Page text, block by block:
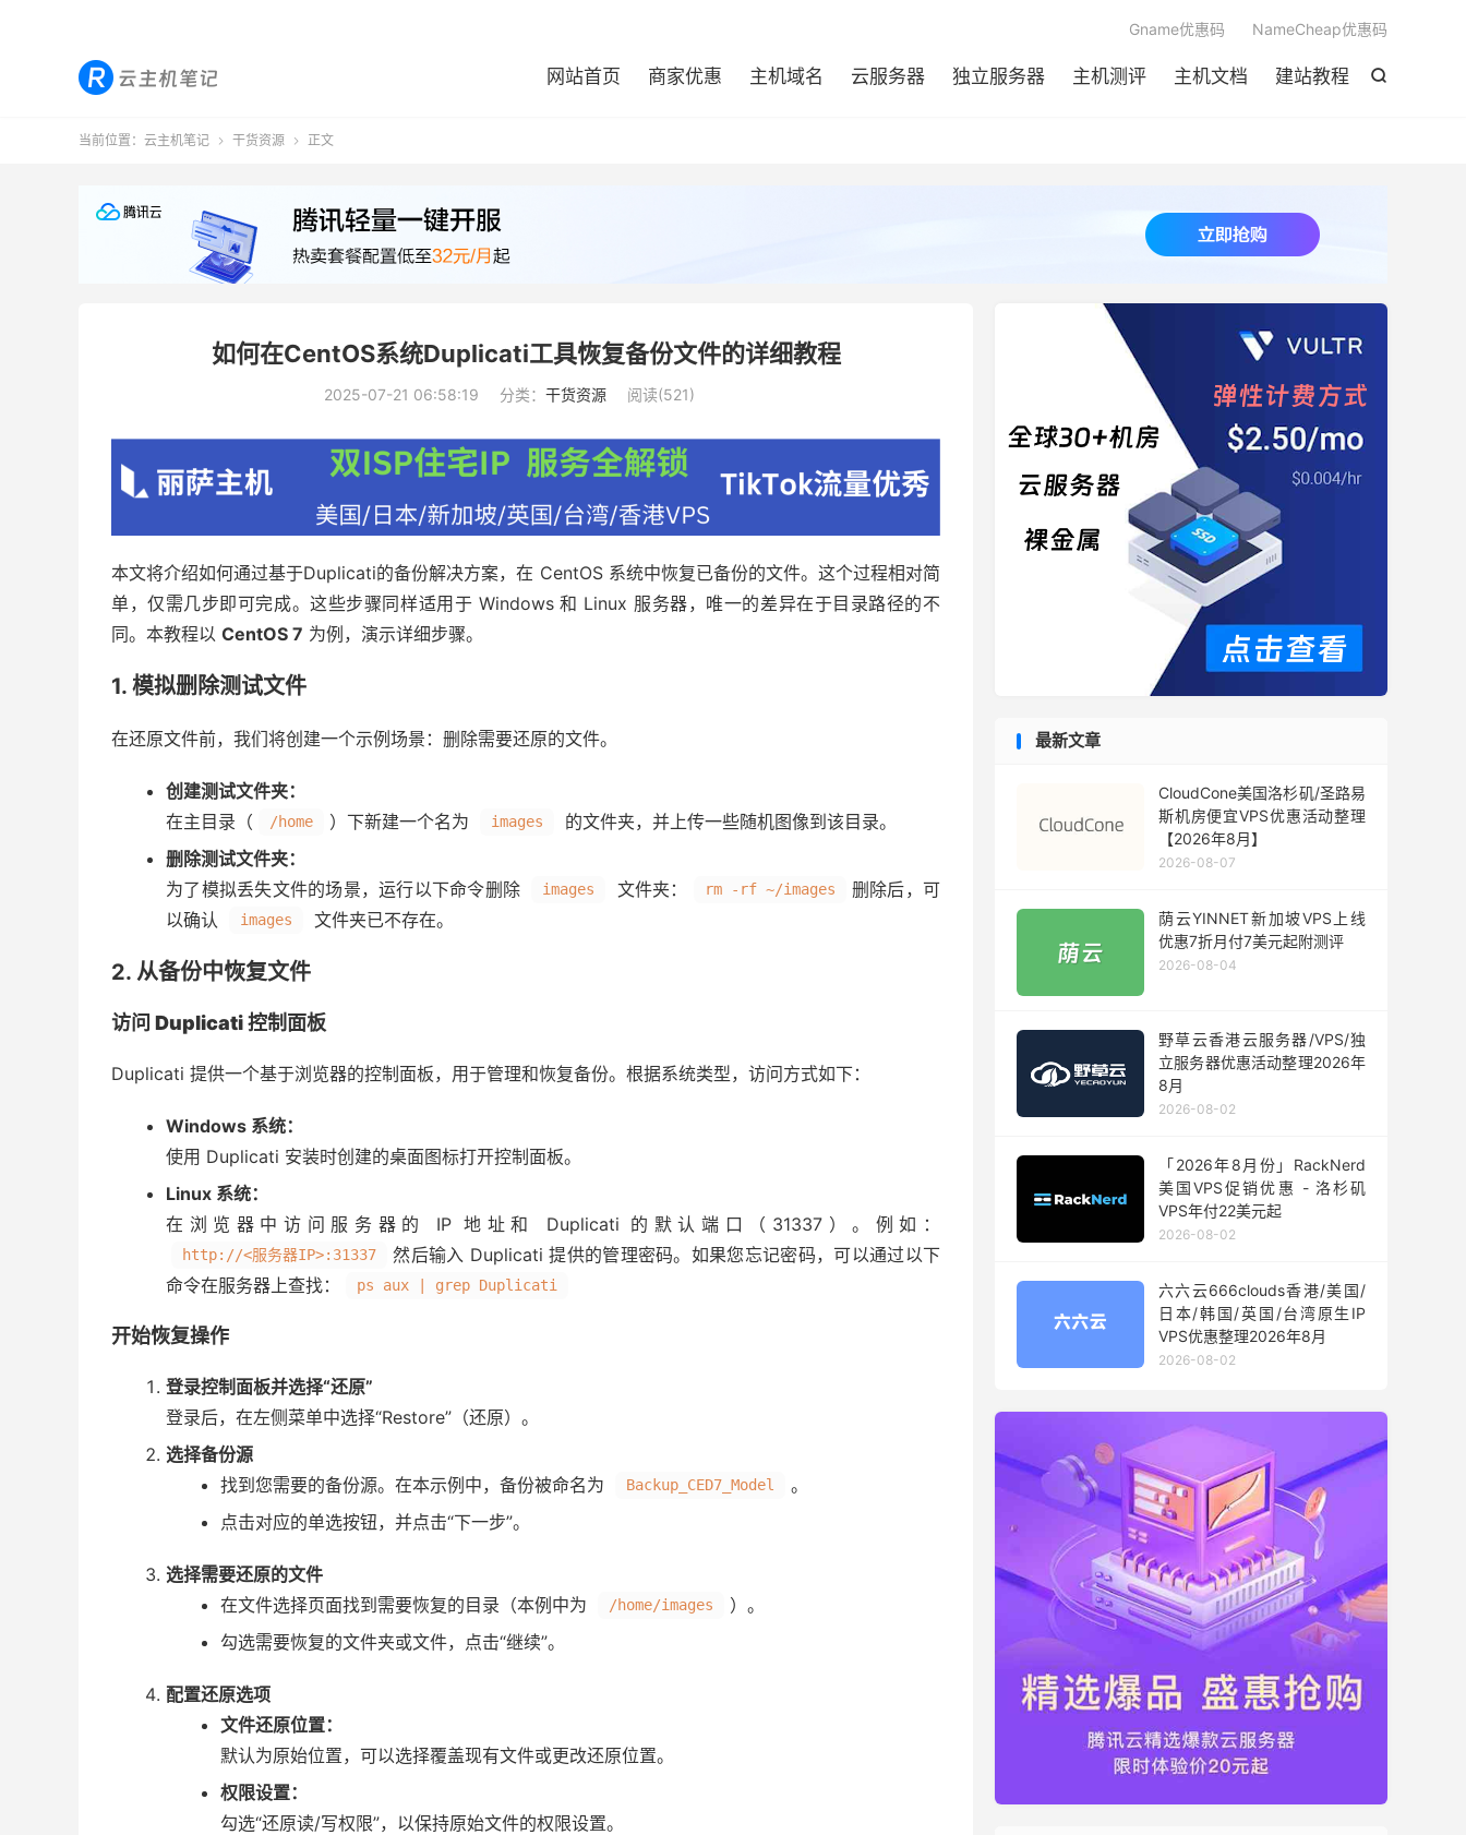

网站首页 商家优惠 主机域名 云服务器 独立服务器 主机测评 主机文档 建站教程
Gname优惠码 NameCheap优惠码
当前位置： 云主机笔记  干货资源  正文
如何在CentOS系统Duplicati工具恢复备份文件的详细教程
2025-07-21 06:58:19 分类： 干货资源 阅读(521)
本文将介绍如何通过基于Duplicati的备份解决方案，在 CentOS 系统中恢复已备份的文件。这个过程相对简
单，仅需几步即可完成。这些步骤同样适用于 Windows 和 Linux 服务器，唯一的差异在于目录路径的不
同。本教程以 CentOS 7 为例，演示详细步骤。
1. 模拟删除测试文件
在还原文件前，我们将创建一个示例场景：删除需要还原的文件。
创建测试文件夹：
在主目录（
/home ）下新建一个名为 images
的文件夹，并上传一些随机图像到该目录。
删除测试文件夹：
为了模拟丢失文件的场景，运行以下命令删除
images 文件夹： rm -rf ~/images
删除后，可
以确认
images 文件夹已不存在。
2. 从备份中恢复文件
访问 Duplicati 控制面板
Duplicati 提供一个基于浏览器的控制面板，用于管理和恢复备份。根据系统类型，访问方式如下：
Windows 系统：
使用 Duplicati 安装时创建的桌面图标打开控制面板。
Linux 系统：
在浏览器中访问服务器的 IP 地址和 Duplicati 的默认端口（31337）。例如：
http://<服务器IP>:31337
然后输入 Duplicati 提供的管理密码。如果您忘记密码，可以通过以下
命令在服务器上查找：
ps aux | grep Duplicati
开始恢复操作
登录控制面板并选择“还原”
登录后，在左侧菜单中选择“Restore”（还原）。
选择备份源
找到您需要的备份源。在本示例中，备份被命名为
Backup_CED7_Model
。
点击对应的单选按钮，并点击“下一步”。
选择需要还原的文件
在文件选择页面找到需要恢复的目录（本例中为
/home/images
）。
勾选需要恢复的文件夹或文件，点击“继续”。
配置还原选项
文件还原位置：
默认为原始位置，可以选择覆盖现有文件或更改还原位置。
权限设置：
勾选“还原读/写权限”，以保持原始文件的权限设置。
最新文章
CloudCone美国洛杉矶/圣路易
斯机房便宜VPS优惠活动整理
【2026年8月】
2026-08-07
荫云YINNET新加坡VPS上线
优惠7折月付7美元起附测评
2026-08-04
野草云香港云服务器/VPS/独
立服务器优惠活动整理2026年
8月
2026-08-02
「2026年8月份」RackNerd
美国VPS促销优惠 - 洛杉矶
VPS年付22美元起
2026-08-02
六六云666clouds香港/美国/
日本/韩国/英国/台湾原生IP
VPS优惠整理2026年8月
2026-08-02